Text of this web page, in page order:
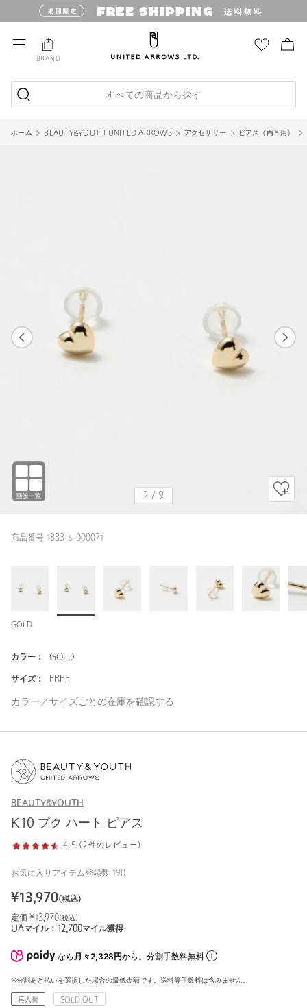
BRAND
すべての商品から探す
ホーム BEAUTY&YOUTH UNITED ARROWS アクセサリー ピアス（両耳用）
2 / 9
商品番号 1833-6-000071
GOLD
カラー： GOLD
サイズ： FREE
カラー／サイズごとの在庫を確認する
BEAUTY&YOUTH
K10 プク ハート ピアス
4.5 (2件のレビュー)
お気に入りアイテム登録数 190
¥13,970(税込)
定価 ¥13,970(税込)
UAマイル： 12,700マイル獲得
なら 月々2,328円から。分割手数料無料
※分割あと払いを選択した場合の最低金額です。送料等手数料は含みません。
再入荷 SOLD OUT